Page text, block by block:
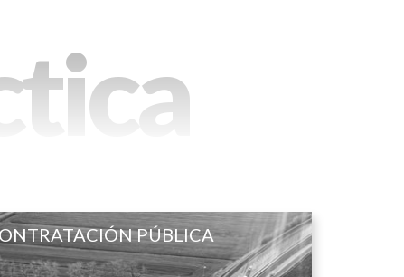
PÚBLICA
CONTRATACIÓN PÚBLICA
Áreas de práctica